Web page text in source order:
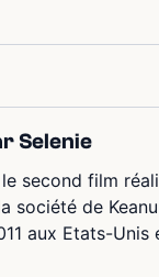
Selenie
second film
de
aux Etats-